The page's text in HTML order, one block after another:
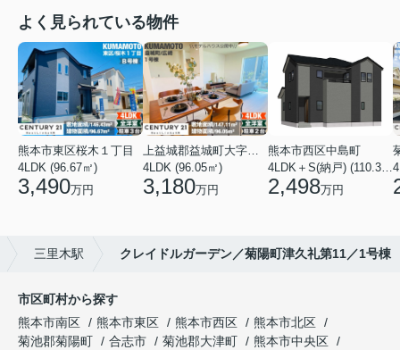
よく見られている物件
熊本市東区桜木１丁目
4LDK (96.67㎡)
3,490万円
上益城郡益城町大字広崎
4LDK (96.05㎡)
3,180万円
熊本市西区中島町
4LDK＋S(納戸) (110.37㎡)
2,498万円
三里木駅 クレイドルガーデン／菊陽町津久礼第11／1号棟
市区町村から探す
熊本市南区
熊本市東区 熊本市西区
熊本市北区
菊池郡菊陽町
合志市 菊池郡大津町
熊本市中央区